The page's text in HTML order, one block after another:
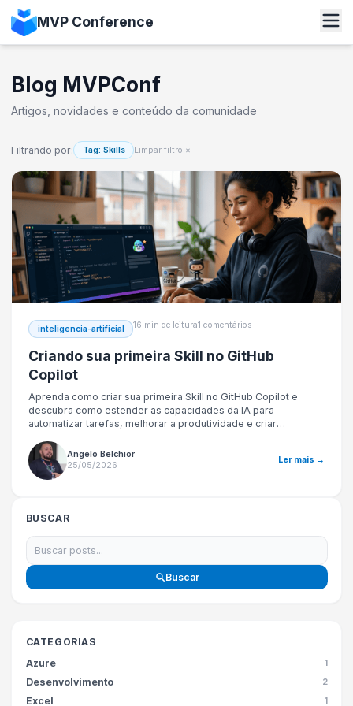
MVP Conference
Blog MVPConf
Artigos, novidades e conteúdo da comunidade
Filtrando por: Tag: Skills Limpar filtro ×
inteligencia-artificial 16 min de leitura1 comentários
Criando sua primeira Skill no GitHub
Copilot
Aprenda como criar sua primeira Skill no GitHub Copilot e
descubra como estender as capacidades da IA para
automatizar tarefas, melhorar a produtividade e criar
Angelo Belchior
25/05/2026
Ler mais →
BUSCAR
Buscar
CATEGORIAS
Azure
1
Desenvolvimento 2
Excel 1